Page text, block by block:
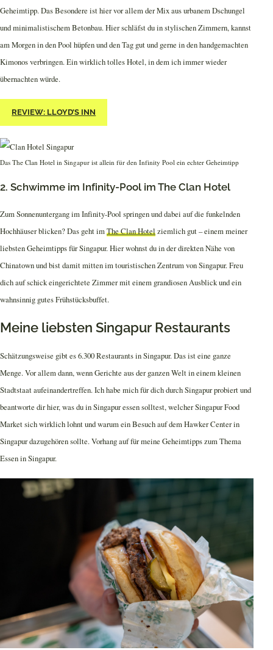
Geheimtipp. Das Besondere ist hier vor allem der Mix aus urbanem Dschungel
und minimalistischem Betonbau. Hier schläfst du in stylischen Zimmern, kannst
am Morgen in den Pool hüpfen und den Tag gut und gerne in den handgemachten
Kimonos verbringen. Ein wirklich tolles Hotel, in dem ich immer wieder
übernachten würde.
REVIEW: LLOYD’S INN
Das The Clan Hotel in Singapur ist allein für den Infinity Pool ein echter Geheimtipp
2. Schwimme im Infinity-Pool im The Clan Hotel
Zum Sonnenuntergang im Infinity-Pool springen und dabei auf die funkelnden
Hochhäuser blicken? Das geht imThe Clan Hotelziemlich gut – einem meiner
liebsten Geheimtipps für Singapur. Hier wohnst du in der direkten Nähe von
Chinatown und bist damit mitten im touristischen Zentrum von Singapur. Freu
dich auf schick eingerichtete Zimmer mit einem grandiosen Ausblick und ein
wahnsinnig gutes Frühstücksbuffet.
Meine liebsten Singapur Restaurants
Schätzungsweise gibt es 6.300 Restaurants in Singapur. Das ist eine ganze
Menge. Vor allem dann, wenn Gerichte aus der ganzen Welt in einem kleinen
Stadtstaat aufeinandertreffen. Ich habe mich für dich durch Singapur probiert und
beantworte dir hier, was du in Singapur essen solltest, welcher Singapur Food
Market sich wirklich lohnt und warum ein Besuch auf dem Hawker Center in
Singapur dazugehören sollte. Vorhang auf für meine Geheimtipps zum Thema
Essen in Singapur.